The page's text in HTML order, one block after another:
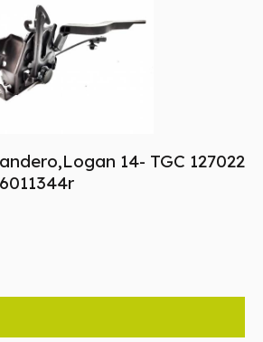
14- TGC 127022